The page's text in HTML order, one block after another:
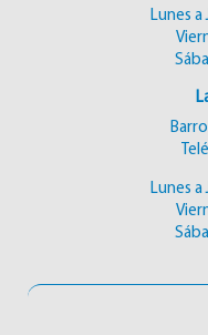
Lunes a
Lunes a